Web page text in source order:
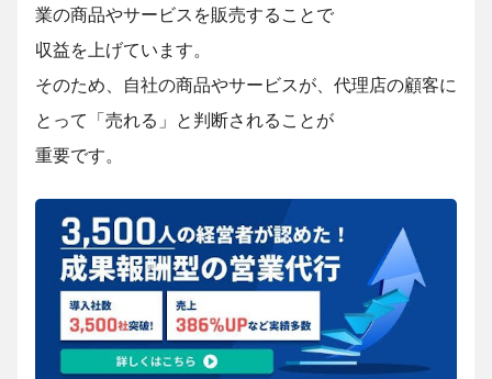
業の商品やサービスを販売することで
収益を上げています。
そのため、自社の商品やサービスが、代理店の顧客に
とって「売れる」と判断されることが
重要です。